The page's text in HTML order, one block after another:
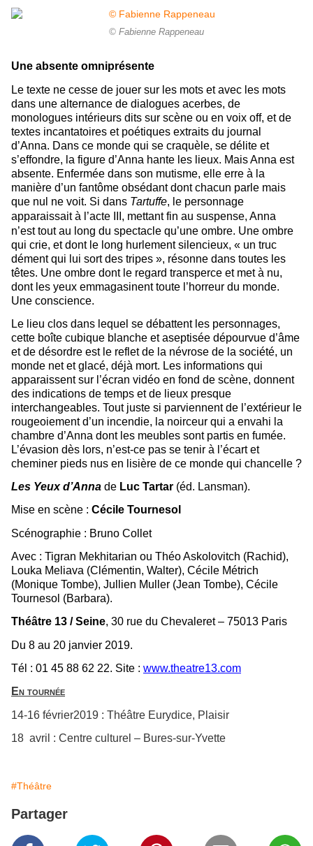
© Fabienne Rappeneau
Une absente omniprésente
Le texte ne cesse de jouer sur les mots et avec les mots
dans une alternance de dialogues acerbes, de
monologues intérieurs dits sur scène ou en voix off, et de
textes incantatoires et poétiques extraits du journal
d’Anna. Dans ce monde qui se craquèle, se délite et
s’effondre, la figure d’Anna hante les lieux. Mais Anna est
absente. Enfermée dans son mutisme, elle erre à la
manière d’un fantôme obsédant dont chacun parle mais
que nul ne voit. Si dans Tartuffe, le personnage
apparaissait à l’acte III, mettant fin au suspense, Anna
n’est tout au long du spectacle qu’une ombre. Une ombre
qui crie, et dont le long hurlement silencieux, « un truc
dément qui lui sort des tripes », résonne dans toutes les
têtes. Une ombre dont le regard transperce et met à nu,
dont les yeux emmagasinent toute l’horreur du monde.
Une conscience.
Le lieu clos dans lequel se débattent les personnages,
cette boîte cubique blanche et aseptisée dépourvue d’âme
et de désordre est le reflet de la névrose de la société, un
monde net et glacé, déjà mort. Les informations qui
apparaissent sur l’écran vidéo en fond de scène, donnent
des indications de temps et de lieux presque
interchangeables. Tout juste si parviennent de l’extérieur le
rougeoiement d’un incendie, la noirceur qui a envahi la
chambre d’Anna dont les meubles sont partis en fumée.
L’évasion dès lors, n’est-ce pas se tenir à l’écart et
cheminer pieds nus en lisière de ce monde qui chancelle ?
Les Yeux d’Anna de Luc Tartar (éd. Lansman).
Mise en scène : Cécile Tournesol
Scénographie : Bruno Collet
Avec : Tigran Mekhitarian ou Théo Askolovitch (Rachid),
Louka Meliava (Clémentin, Walter), Cécile Métrich
(Monique Tombe), Jullien Muller (Jean Tombe), Cécile
Tournesol (Barbara).
Théâtre 13 / Seine, 30 rue du Chevaleret – 75013 Paris
Du 8 au 20 janvier 2019.
Tél : 01 45 88 62 22. Site : www.theatre13.com
En tournée
14-16 février2019 : Théâtre Eurydice, Plaisir
18 avril : Centre culturel – Bures-sur-Yvette
#Théâtre
Partager